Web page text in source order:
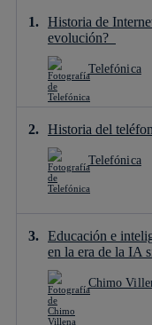
Historia de
evolución?
Telefónica
Historia del
Telefónica
Educación e
en la era de la IA
Chimo